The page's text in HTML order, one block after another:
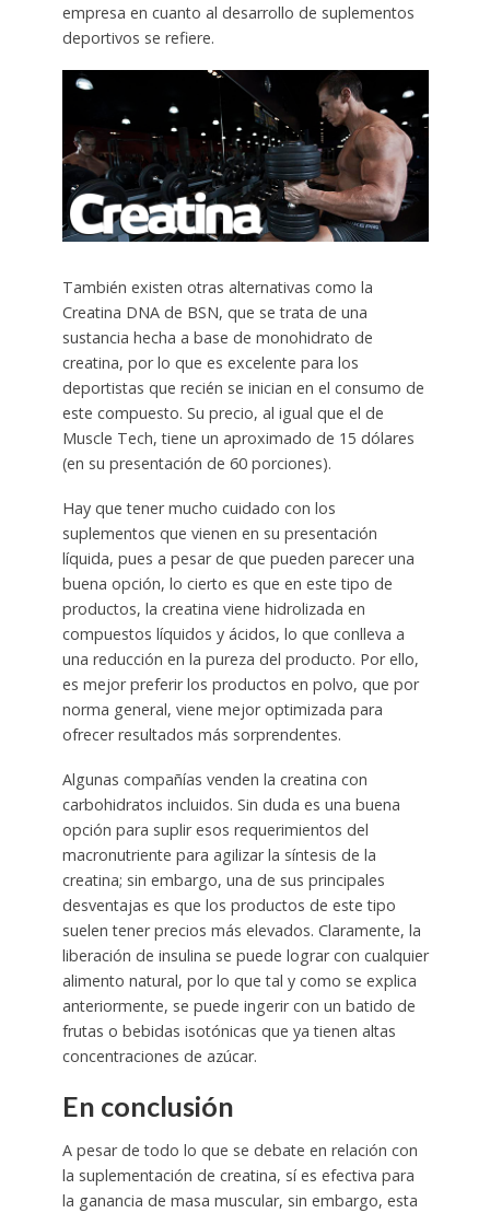
empresa en cuanto al desarrollo de suplementos
deportivos se refiere.
También existen otras alternativas como la
Creatina DNA de BSN, que se trata de una
sustancia hecha a base de monohidrato de
creatina, por lo que es excelente para los
deportistas que recién se inician en el consumo de
este compuesto. Su precio, al igual que el de
Muscle Tech, tiene un aproximado de 15 dólares
(en su presentación de 60 porciones).
Hay que tener mucho cuidado con los
suplementos que vienen en su presentación
líquida, pues a pesar de que pueden parecer una
buena opción, lo cierto es que en este tipo de
productos, la creatina viene hidrolizada en
compuestos líquidos y ácidos, lo que conlleva a
una reducción en la pureza del producto. Por ello,
es mejor preferir los productos en polvo, que por
norma general, viene mejor optimizada para
ofrecer resultados más sorprendentes.
Algunas compañías venden la creatina con
carbohidratos incluidos. Sin duda es una buena
opción para suplir esos requerimientos del
macronutriente para agilizar la síntesis de la
creatina; sin embargo, una de sus principales
desventajas es que los productos de este tipo
suelen tener precios más elevados. Claramente, la
liberación de insulina se puede lograr con cualquier
alimento natural, por lo que tal y como se explica
anteriormente, se puede ingerir con un batido de
frutas o bebidas isotónicas que ya tienen altas
concentraciones de azúcar.
En conclusión
A pesar de todo lo que se debate en relación con
la suplementación de creatina, sí es efectiva para
la ganancia de masa muscular, sin embargo, esta